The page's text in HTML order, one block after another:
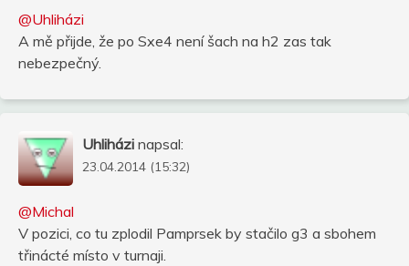
@Uhliházi
A mě přijde, že po Sxe4 není šach na h2 zas tak
nebezpečný.
Uhliházi napsal:
23.04.2014 (15:32)
@Michal
V pozici, co tu zplodil Pamprsek by stačilo g3 a sbohem
třinácté místo v turnaji.